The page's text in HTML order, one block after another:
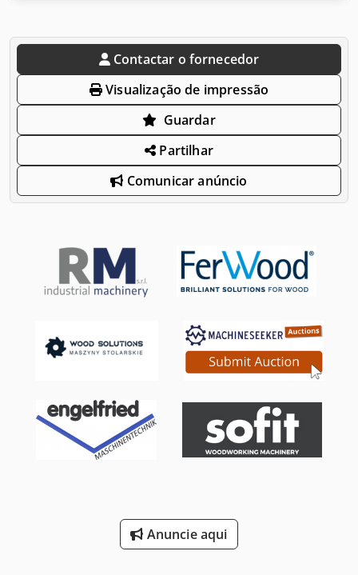
Contactar o fornecedor
Visualização de impressão
Guardar
Partilhar
Comunicar anúncio
Anuncie aqui